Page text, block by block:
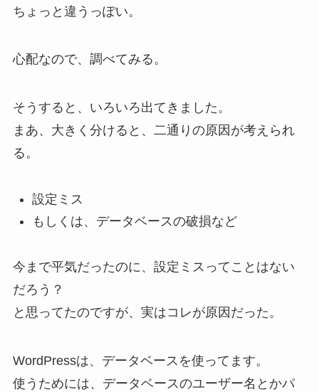
ちょっと違うっぽい。
心配なので、調べてみる。
そうすると、いろいろ出てきました。
まあ、大きく分けると、二通りの原因が考えられ
る。
設定ミス
もしくは、データベースの破損など
今まで平気だったのに、設定ミスってことはない
だろう？
と思ってたのですが、実はコレが原因だった。
WordPressは、データベースを使ってます。
使うためには、データベースのユーザー名とかパ